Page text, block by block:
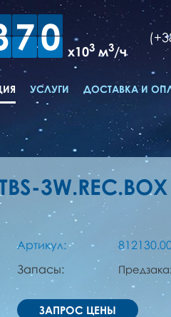
70 x103 м3/ч
УСЛУГИ ДОСТАВКА И
3W.REC.BOX
Артикул:
Запасы:
ЗАПРОС ЦЕНЫ